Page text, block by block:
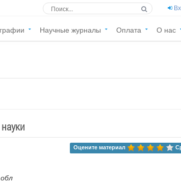
Научные журналы Оплата О нас
Оцените материал